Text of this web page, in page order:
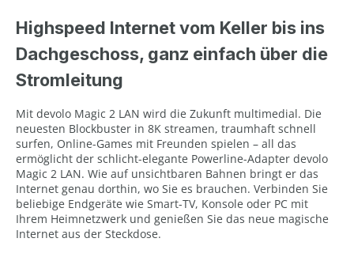
Highspeed Internet vom Keller bis ins
Dachgeschoss, ganz einfach über die
Stromleitung
Mit devolo Magic 2 LAN wird die Zukunft multimedial. Die
neuesten Blockbuster in 8K streamen, traumhaft schnell
surfen, Online-Games mit Freunden spielen – all das
ermöglicht der schlicht-elegante Powerline-Adapter devolo
Magic 2 LAN. Wie auf unsichtbaren Bahnen bringt er das
Internet genau dorthin, wo Sie es brauchen. Verbinden Sie
beliebige Endgeräte wie Smart-TV, Konsole oder PC mit
Ihrem Heimnetzwerk und genießen Sie das neue magische
Internet aus der Steckdose.